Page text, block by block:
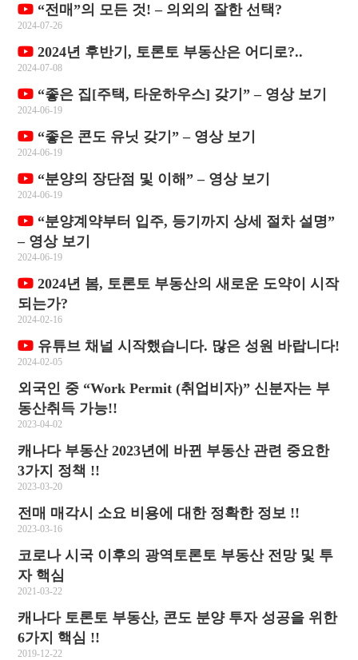
“전매”의 모든 것! – 의외의 잘한 선택?
2024-07-26
2024년 후반기, 토론토 부동산은 어디로?..
2024-07-08
“좋은 집[주택, 타운하우스] 갖기” – 영상 보기
2024-06-19
“좋은 콘도 유닛 갖기” – 영상 보기
2024-06-19
“분양의 장단점 및 이해” – 영상 보기
2024-06-19
“분양계약부터 입주, 등기까지 상세 절차 설명”
– 영상 보기
2024-06-19
2024년 봄, 토론토 부동산의 새로운 도약이 시작
되는가?
2024-02-16
유튜브 채널 시작했습니다. 많은 성원 바랍니다!
2024-02-05
외국인 중 “Work Permit (취업비자)” 신분자는 부
동산취득 가능!!
2023-04-02
캐나다 부동산 2023년에 바뀐 부동산 관련 중요한
3가지 정책 !!
2023-03-20
전매 매각시 소요 비용에 대한 정확한 정보 !!
2023-03-16
코로나 시국 이후의 광역토론토 부동산 전망 및 투
자 핵심
2021-03-22
캐나다 토론토 부동산, 콘도 분양 투자 성공을 위한
6가지 핵심 !!
2019-12-22